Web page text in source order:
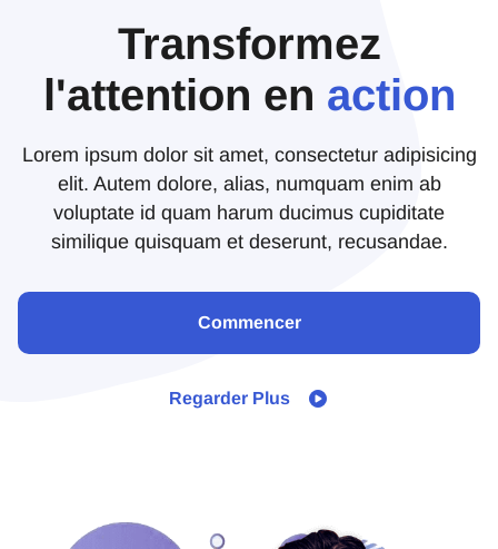
Transformez
l'attention en action
Lorem ipsum dolor sit amet, consectetur adipisicing
elit. Autem dolore, alias, numquam enim ab
voluptate id quam harum ducimus cupiditate
similique quisquam et deserunt, recusandae.
Commencer
Regarder Plus